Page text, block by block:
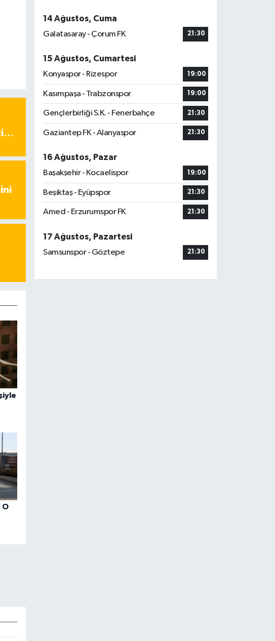
O
14 Ağustos, Cuma
Galatasaray - Çorum FK
21:30
15 Ağustos, Cumartesi
Konyaspor - Rizespor
19:00
Kasımpaşa - Trabzonspor 19:00
Gençlerbirliği S.K. - Fenerbahçe 21:30
Gaziantep FK - Alanyaspor 21:30
16 Ağustos, Pazar
Başakşehir - Kocaelispor
19:00
Beşiktaş - Eyüpspor 21:30
Amed - Erzurumspor FK 21:30
17 Ağustos, Pazartesi
Samsunspor - Göztepe
21:30